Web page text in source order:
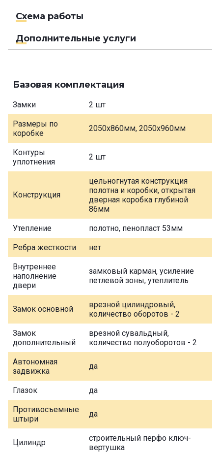
Схема работы
Дополнительные услуги
Базовая комплектация
Замки 2 шт
Размеры по
коробке
2050х860мм, 2050х960мм
Контуры
уплотнения
2 шт
Конструкция
цельногнутая конструкция
полотна и коробки, открытая
дверная коробка глубиной
86мм
Утепление полотно, пенопласт 53мм
Ребра жесткости нет
Внутреннее
наполнение
двери
замковый карман, усиление
петлевой зоны, утеплитель
Замок основной
врезной цилиндровый,
количество оборотов - 2
Замок
дополнительный
врезной сувальдный,
количество полуоборотов - 2
Автономная
задвижка
да
Глазок да
Противосъемные
штыри
да
Цилиндр
строительный перфо ключ-
вертушка